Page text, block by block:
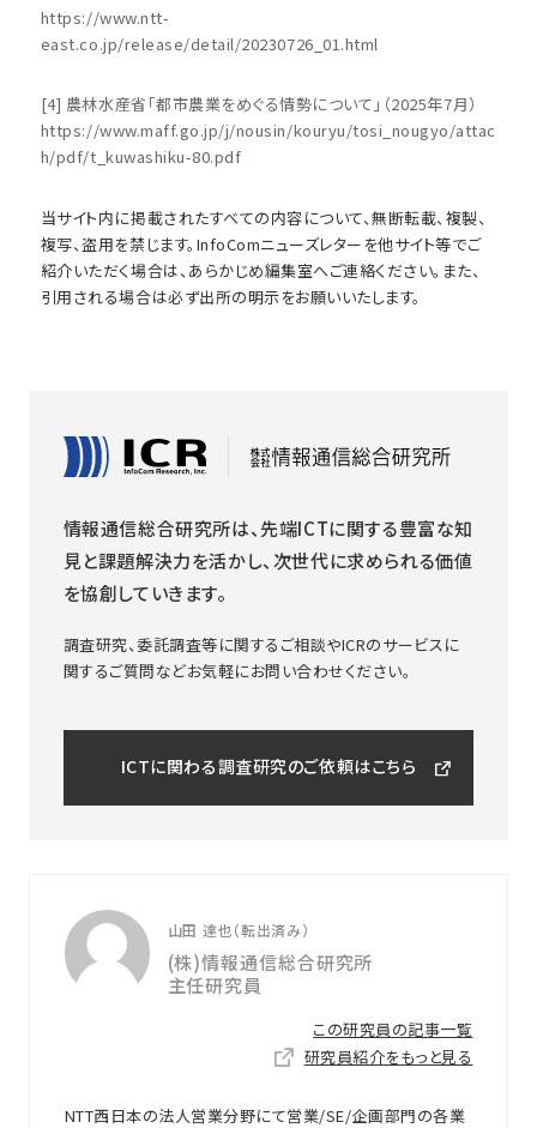
https://www.ntt-
east.co.jp/release/detail/20230726_01.html
[4] 農林水産省「都市農業をめぐる情勢について」（2025年7月）
https://www.maff.go.jp/j/nousin/kouryu/tosi_nougyo/attac
h/pdf/t_kuwashiku-80.pdf
当サイト内に掲載されたすべての内容について、無断転載、複製、
複写、盗用を禁じます。InfoComニューズレターを他サイト等でご
紹介いただく場合は、あらかじめ編集室へご連絡ください。また、
引用される場合は必ず出所の明示をお願いいたします。
情報通信総合研究所は、先端ICTに関する豊富な知
見と課題解決力を活かし、次世代に求められる価値
を協創していきます。
調査研究、委託調査等に関するご相談やICRのサービスに
関するご質問などお気軽にお問い合わせください。
ICTに関わる調査研究のご依頼はこちら
山田 達也（転出済み）
(株)情報通信総合研究所
主任研究員
この研究員の記事一覧
研究員紹介をもっと見る
NTT西日本の法人営業分野にて営業/SE/企画部門の各業